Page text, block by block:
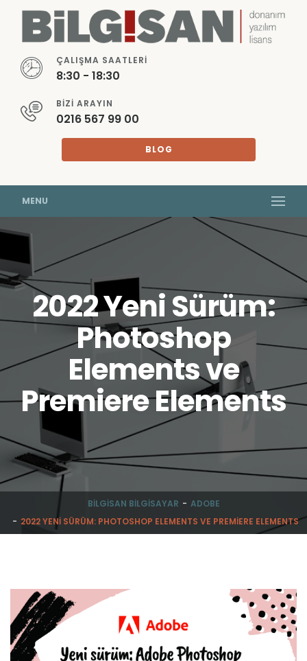
ÇALIŞMA SAATLERI
8:30 - 18:30
BIZI ARAYIN
0216 567 99 00
BLOG
MENU
2022 Yeni Sürüm:
Photoshop
Elements ve
Premiere Elements
BILGISAN BILGISAYAR
ADOBE
2022 YENI SÜRÜM: PHOTOSHOP ELEMENTS VE PREMIERE ELEMENTS